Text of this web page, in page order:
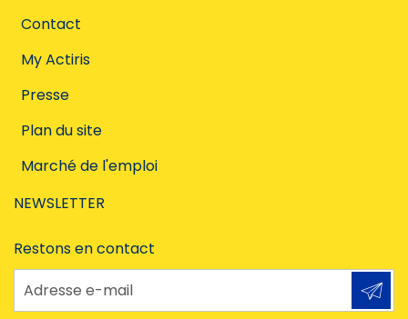
Contact
My Actiris
Presse
Plan du site
Marché de l'emploi
NEWSLETTER
Restons en contact
Adresse e-mail